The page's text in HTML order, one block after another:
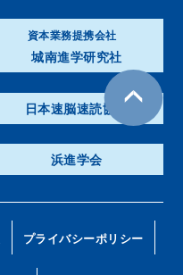
資本業務提携会社
城南進学研究社
日本速脳速読協会
浜進学会
プライバシーポリシー